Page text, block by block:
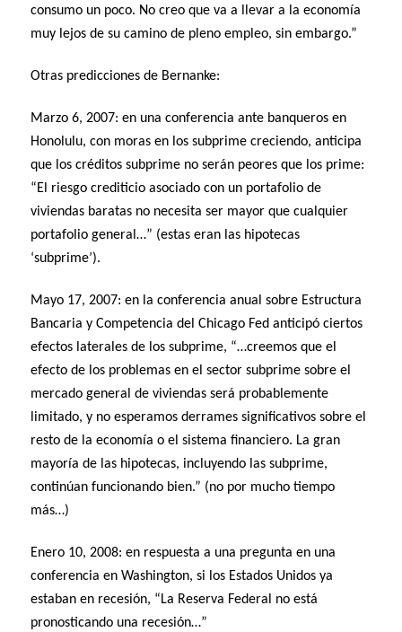
consumo un poco. No creo que va a llevar a la economía
muy lejos de su camino de pleno empleo, sin embargo.”
Otras predicciones de Bernanke:
Marzo 6, 2007: en una conferencia ante banqueros en
Honolulu, con moras en los subprime creciendo, anticipa
que los créditos subprime no serán peores que los prime:
“El riesgo crediticio asociado con un portafolio de
viviendas baratas no necesita ser mayor que cualquier
portafolio general…” (estas eran las hipotecas
‘subprime’).
Mayo 17, 2007: en la conferencia anual sobre Estructura
Bancaria y Competencia del Chicago Fed anticipó ciertos
efectos laterales de los subprime, “…creemos que el
efecto de los problemas en el sector subprime sobre el
mercado general de viviendas será probablemente
limitado, y no esperamos derrames significativos sobre el
resto de la economía o el sistema financiero. La gran
mayoría de las hipotecas, incluyendo las subprime,
continúan funcionando bien.” (no por mucho tiempo
más…)
Enero 10, 2008: en respuesta a una pregunta en una
conferencia en Washington, si los Estados Unidos ya
estaban en recesión, “La Reserva Federal no está
pronosticando una recesión…”